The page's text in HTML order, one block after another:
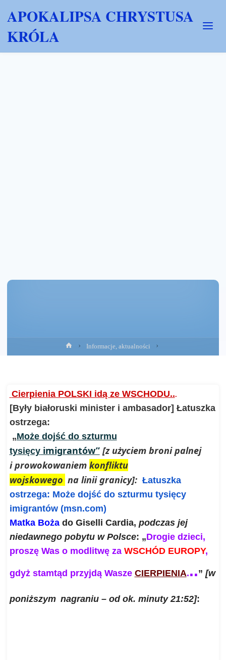
APOKALIPSA CHRYSTUSA
KRÓLA
Strona
główna
Informacje, aktualności
Cierpienia POLSKI idą ze WSCHODU...
[Były białoruski minister i ambasador] Łatuszka
ostrzega:
„Może dojść do szturmu
tysięcyimigrantów”[z użyciem broni palnej
i prowokowaniem konfliktu
wojskowego na linii granicy]: Łatuszka
ostrzega: Może dojść do szturmu tysięcy
imigrantów (msn.com)
Matka Bożado Giselli Cardia, podczas jej
niedawnego pobytu w Polsce: „Drogie dzieci,
proszę Was o modlitwę za WSCHÓD EUROPY,
gdyż stamtąd przyjdą Wasze CIERPIENIA...” [w
poniższym nagraniu – od ok. minuty 21:52]: